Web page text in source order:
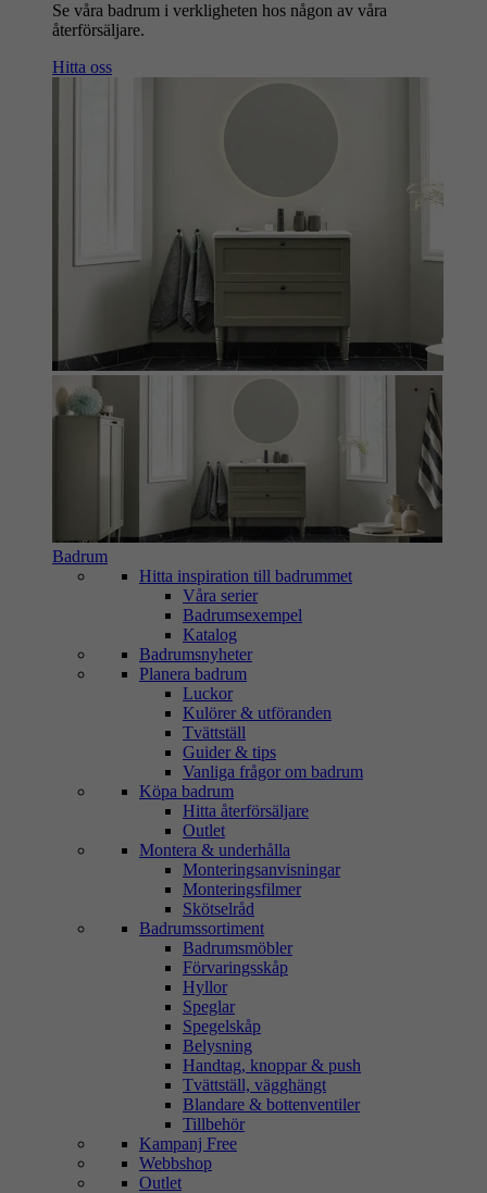
Se våra badrum i verkligheten hos någon av våra
återförsäljare.
Hitta oss
Badrum
Hitta inspiration till badrummet
Våra serier
Badrumsexempel
Katalog
Badrumsnyheter
Planera badrum
Luckor
Kulörer & utföranden
Tvättställ
Guider & tips
Vanliga frågor om badrum
Köpa badrum
Hitta återförsäljare
Outlet
Montera & underhålla
Monteringsanvisningar
Monteringsfilmer
Skötselråd
Badrumssortiment
Badrumsmöbler
Förvaringsskåp
Hyllor
Speglar
Spegelskåp
Belysning
Handtag, knoppar & push
Tvättställ, vägghängt
Blandare & bottenventiler
Tillbehör
Kampanj Free
Webbshop
Outlet